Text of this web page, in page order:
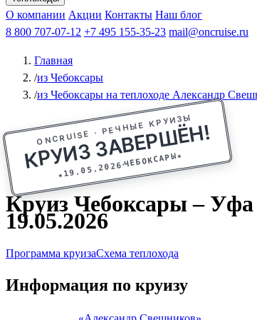
Афанасий Никитин Октябрьская революция
О компании Акции Контакты Наш блог
8 800 707-07-12 +7 495 155-35-23 mail@oncruise.ru
Главная
/из Чебоксары
/из Чебоксары на теплоходе Александр
ONCRUISE · РЕЧНЫЕ КРУИЗЫ
КРУИЗ ЗАВЕРШЁН!
★19.05.2026ЧЕБОКСАРЫ★
Круиз Чебоксары – Уфа
19.05.2026
Программа круизаСхема теплохода
Информация по круизу